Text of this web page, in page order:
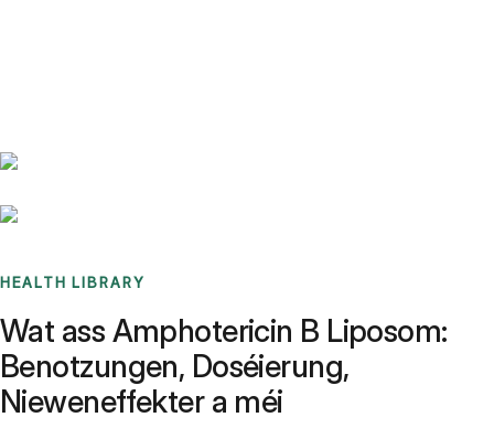
HEALTH LIBRARY
Wat ass Amphotericin B Liposom:
Benotzungen, Doséierung,
Nieweneffekter a méi